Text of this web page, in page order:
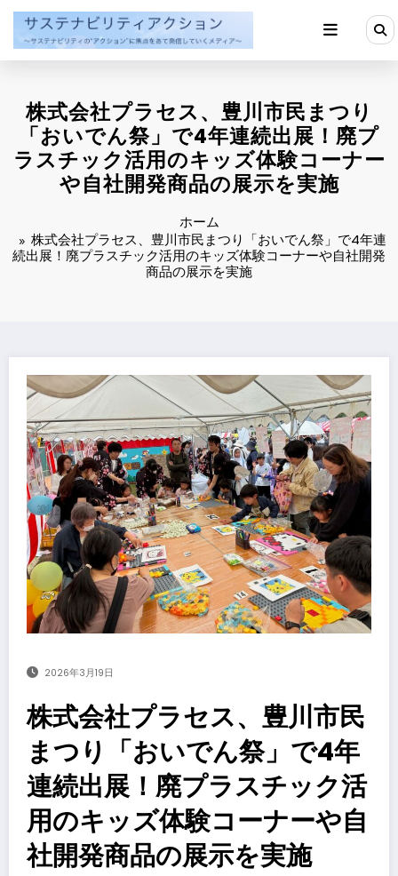
ン
株式会社プラセス、豊川市民まつり
「おいでん祭」で4年連続出展！廃プ
ラスチック活用のキッズ体験コーナー
や自社開発商品の展示を実施
ホーム
株式会社プラセス、豊川市民まつり「おいでん祭」で4年連
続出展！廃プラスチック活用のキッズ体験コーナーや自社開発
商品の展示を実施
2026年3月19日
株式会社プラセス、豊川市民
まつり「おいでん祭」で4年
連続出展！廃プラスチック活
用のキッズ体験コーナーや自
社開発商品の展示を実施